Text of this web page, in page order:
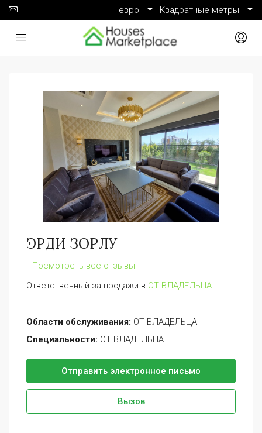
евро Квадратные метры
ЭРДИ ЗОРЛУ
Посмотреть все отзывы
Ответственный за продажи в ОТ ВЛАДЕЛЬЦА
Области обслуживания: ОТ ВЛАДЕЛЬЦА
Специальности: ОТ ВЛАДЕЛЬЦА
Отправить электронное письмо
Вызов